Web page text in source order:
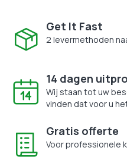
Get It Fast
2 levermethoden
14 dagen
Wij staan tot uw
vinden dat voor u
Gratis offerte
Voor professionele